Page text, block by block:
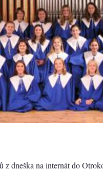
dneška na internát do